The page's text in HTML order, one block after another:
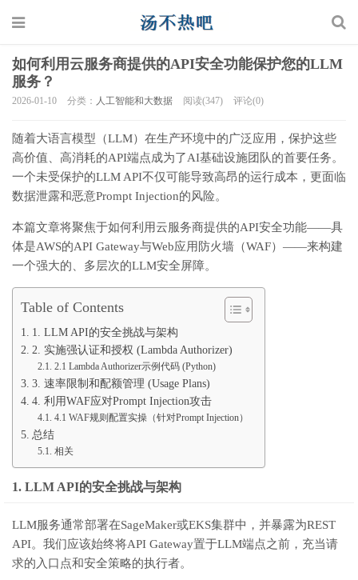
如何利用云服务商提供的API安全功能保护您的LLM
服务？
2026-01-10 分类： 人工智能和大数据 阅读(347) 评论(0)
随着大语言模型（LLM）在生产环境中的广泛应用，保护这些
高价值、高消耗的API端点成为了AI基础设施团队的首要任务。
一个未受保护的LLM API不仅可能导致高昂的运行成本，更面临
数据泄露和恶意Prompt Injection的风险。
本篇文章将聚焦于如何利用云服务商提供的API安全功能——具
体是AWS的API Gateway与Web应用防火墙（WAF）——来构建
一个强大的、多层次的LLM安全屏障。
Table of Contents
1. LLM API的安全挑战与架构
2. 实施强认证和授权 (Lambda Authorizer)
2.1 Lambda Authorizer示例代码 (Python)
3. 速率限制和配额管理 (Usage Plans)
4. 利用WAF应对Prompt Injection攻击
4.1 WAF规则配置实操（针对Prompt Injection）
总结
相关
1. LLM API的安全挑战与架构
LLM服务通常部署在SageMaker或EKS集群中，并暴露为REST
API。我们应该始终将API Gateway置于LLM端点之前，充当请
求的入口点和安全策略的执行者。